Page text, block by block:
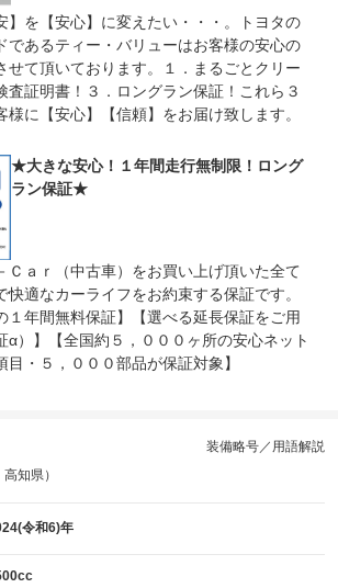
法定12ヶ月または法定24ヶ月点検整備付
し・車検整備付の場合は法定24ヶ月点検整備付
は6ヶ月または12ヶ月点検整備付
に基づいて点検整備を実施、納車致します。交換
業工賃は本体価格に含みます。
】を【安心】に変えたい・・・。トヨタの
であるティー・バリューはお客様の安心の
せて頂いております。１．まるごとクリー
査証明書！３．ロングラン保証！これら３
様に【安心】【信頼】をお届け致します。
★大きな安心！１年間走行無制限！ロング
ラン保証★
Ｃａｒ（中古車）をお買い上げ頂いた全て
快適なカーライフをお約束する保証です。
１年間無料保証】【選べる延長保証をご用
α）】【全国約５，０００ヶ所の安心ネット
目・５，０００部品が保証対象】
知県）
装備略号／用語解説
令和6)年